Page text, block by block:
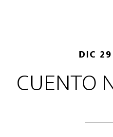
DIC
CUENTO